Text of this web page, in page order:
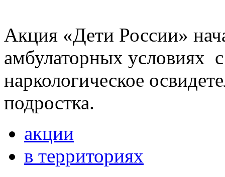
Акция «Дети России»
амбулаторных условиях
наркологическое
подростка.
акции
в территориях